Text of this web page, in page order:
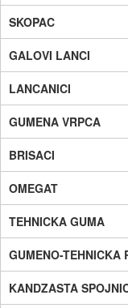
SKOPAC
GALOVI LANCI
LANCANICI
GUMENA VRPCA
BRISACI
OMEGAT
TEHNICKA GUMA
GUMENO-TEHNICKA
KANDZASTA